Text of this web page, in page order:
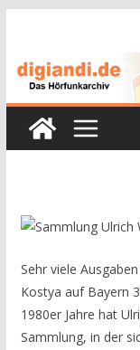
springen
Sehr viele
Kostya auf Bayern
1980er Jahre hat
Sammlung, in der